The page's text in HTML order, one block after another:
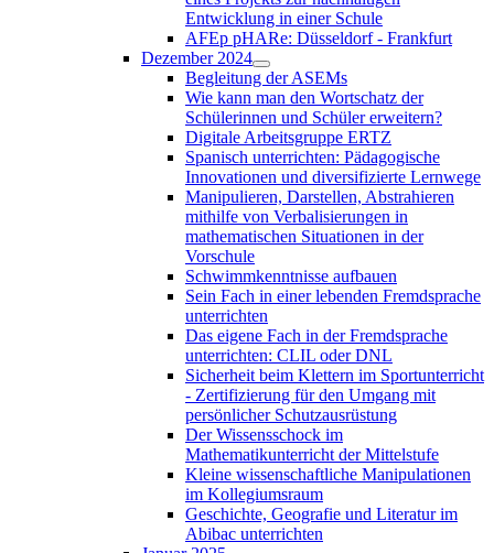
Entwicklung in einer Schule
AFEp pHARe: Düsseldorf - Frankfurt
Dezember 2024
Begleitung der ASEMs
Wie kann man den Wortschatz der
Schülerinnen und Schüler erweitern?
Digitale Arbeitsgruppe ERTZ
Spanisch unterrichten: Pädagogische
Innovationen und diversifizierte Lernwege
Manipulieren, Darstellen, Abstrahieren
mithilfe von Verbalisierungen in
mathematischen Situationen in der
Vorschule
Schwimmkenntnisse aufbauen
Sein Fach in einer lebenden Fremdsprache
unterrichten
Das eigene Fach in der Fremdsprache
unterrichten: CLIL oder DNL
Sicherheit beim Klettern im Sportunterricht
- Zertifizierung für den Umgang mit
persönlicher Schutzausrüstung
Der Wissensschock im
Mathematikunterricht der Mittelstufe
Kleine wissenschaftliche Manipulationen
im Kollegiumsraum
Geschichte, Geografie und Literatur im
Abibac unterrichten